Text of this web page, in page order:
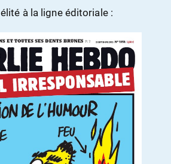
à la ligne éditoriale :